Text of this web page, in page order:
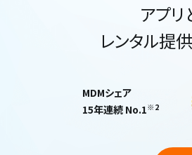
アプリ
レンタル提
MDMシェア
15年連続 No.1※2